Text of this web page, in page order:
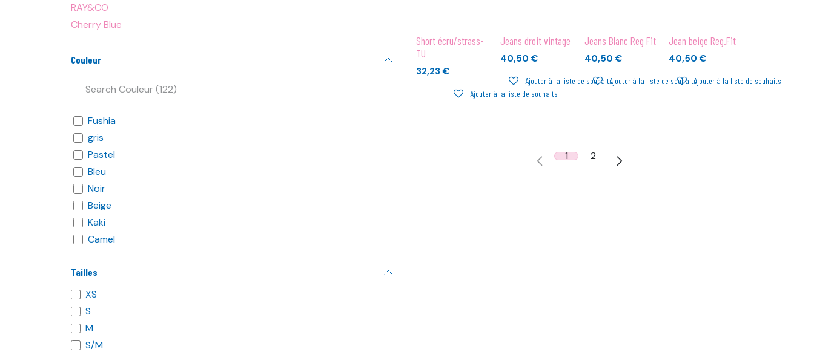
RAY&CO
Cherry Blue
Couleur
Fushia
gris
Pastel
Bleu
Noir
Beige
Kaki
Camel
Vert
Rose pâle
Bleu Cyan
Vieux Rose
Blanc
Tailles
XS
S
M
S/M
Short écru/strass-
TU
32,23 €
Ajouter à la liste de souhaits
Jeans droit vintage
40,50 €
Ajouter à la liste de souhaits
Jeans Blanc Reg Fit
40,50 €
Ajouter à la liste de souhaits
Jean beige Reg.Fit
40,50 €
Ajouter à la liste de souhaits
1 2